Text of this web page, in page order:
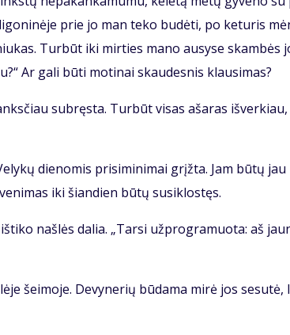
prie jo man te­ko bu­dė­ti, po ke­tu­ris
Tur­būt iki mir­ties ma­no au­sy­se skam­bės
Ar ga­li bū­ti mo­ti­nai skau­des­nis klau­si­mas?
su­bręs­ta. Tur­būt vi­sas aša­ras iš­ver­kiau,
die­no­mis pri­si­mi­ni­mai grįž­ta. Jam bū­tų
iki šian­dien bū­tų su­si­klos­tęs.
naš­lės da­lia. „Tar­si už­prog­ra­muo­ta: aš
šei­mo­je. De­vy­ne­rių bū­da­ma mi­rė jos se­su­tė,